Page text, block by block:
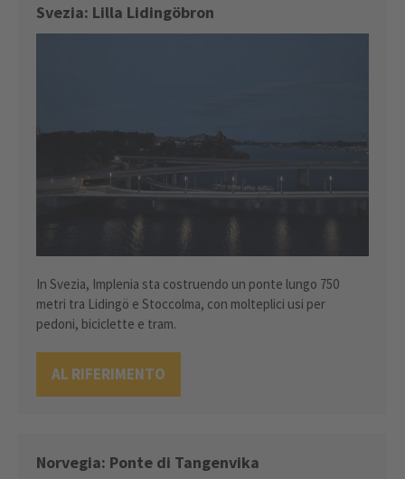
Svezia: Lilla Lidingöbron
In Svezia, Implenia sta costruendo un ponte lungo 750
metri tra Lidingö e Stoccolma, con molteplici usi per
pedoni, biciclette e tram.
AL RIFERIMENTO
Norvegia: Ponte di Tangenvika